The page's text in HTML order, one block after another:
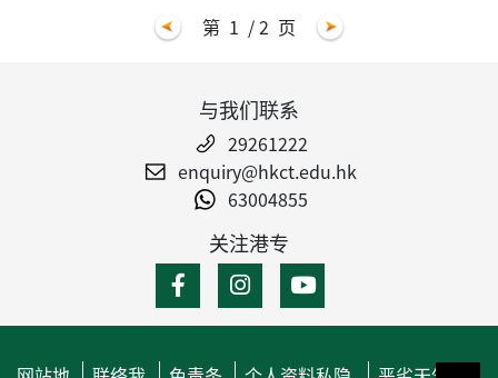
第 1 / 2 页
与我们联系
29261222
enquiry@hkct.edu.hk
63004855
关注港专